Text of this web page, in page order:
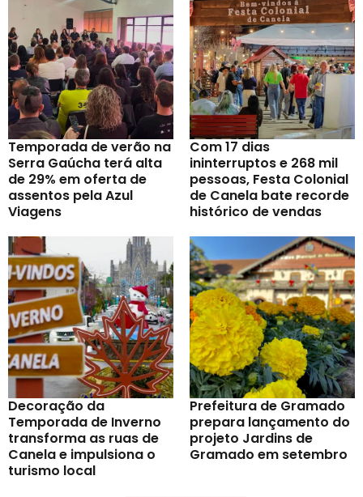
Temporada de verão na
Serra Gaúcha terá alta
de 29% em oferta de
assentos pela Azul
Viagens
Com 17 dias
ininterruptos e 268 mil
pessoas, Festa Colonial
de Canela bate recorde
histórico de vendas
Decoração da
Temporada de Inverno
transforma as ruas de
Canela e impulsiona o
turismo local
Prefeitura de Gramado
prepara lançamento do
projeto Jardins de
Gramado em setembro